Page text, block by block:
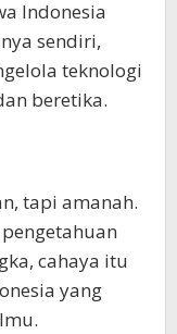
Indonesia
sendiri,
teknologi
beretika.
tapi amanah.
cahaya itu
yang